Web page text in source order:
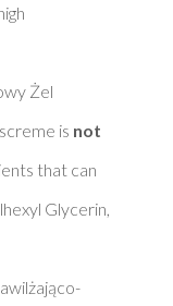
Żel
is not
that can
Glycerin,